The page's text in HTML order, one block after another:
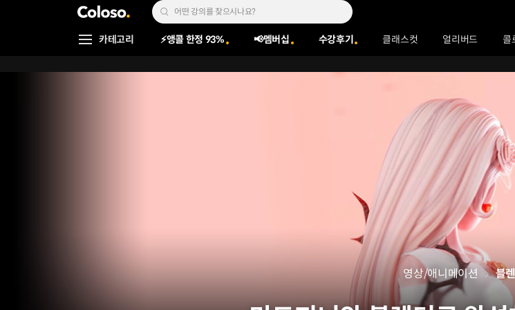
콜로소
Search Input
Coloso Menu
카테고리 ⚡앵콜 한정 93% 📢멤버십 수강후기 클래스컷 얼리버드 콜
영상/애니메이션 블